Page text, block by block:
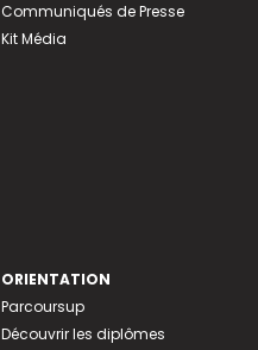
Communiqués de Presse
Kit Média
ORIENTATION
Parcoursup
Découvrir les diplômes